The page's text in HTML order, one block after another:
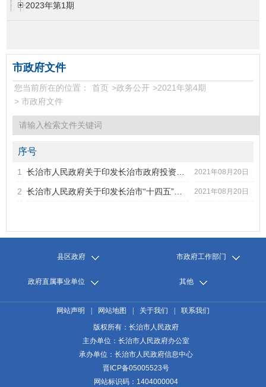
2023年第1期
2022年第3期
2022年第1期
2021年第6期
2021年第5期
2021年第4期
市政府部门规范性文件
2021年第3期
2020年第3期
2020年第1期
市政府文件
您当前所在的位置： 首页 >政务公开 >2021年第4期
> 市政府文件
序号
标题
发文字号 发布日期
1 2021年08月20日
2 2021年08月20日
县区政府 市政府工作部门
政府直属事业单位 其他
网站声明 网站地图 关于我们
联系我们
版权所有：长治市人民政府
主办单位：长治市人民政府办公室
承办单位：长治市人民政府信息中心
晋ICP备05005523号
网站标识码：1404000004